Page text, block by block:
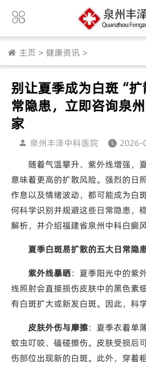
主页 > 健康资讯 >
别让夏季成为白斑“
常隐患，立即咨询泉
家
泉州丰泽中科医院
2026-
随着气温攀升、紫外线增强，
意味着更高的扩散风险。强烈的日
作息以及情绪波动，都可能成为白
何科学识别并规避这些日常隐患，
解析，并介绍福建省泉州中科白癜
夏季白斑易扩散的五大日常隐
紫外线暴晒：夏季阳光中的紫
线照射会直接损伤皮肤中的黑色素
有白斑扩大或新发白斑。因此，科
皮肤外伤与摩擦：夏季衣着单
蚊虫叮咬、磕碰擦伤。皮肤受损后
伤部位出现新的白斑。此外，穿着